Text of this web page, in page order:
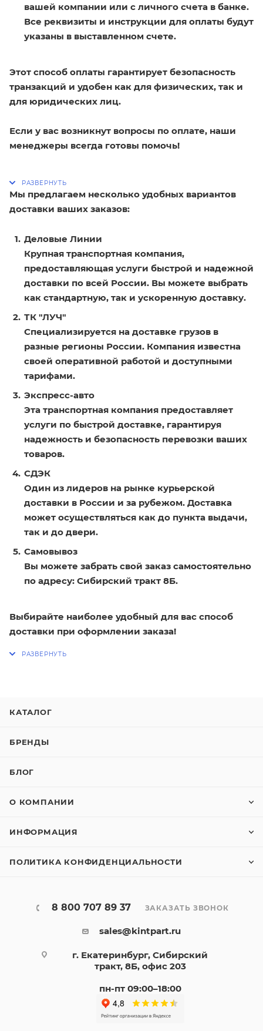
вашей компании или с личного счета в банке.
Все реквизиты и инструкции для оплаты будут
указаны в выставленном счете.
Этот способ оплаты гарантирует безопасность
транзакций и удобен как для физических, так и
для юридических лиц.
Если у вас возникнут вопросы по оплате, наши
менеджеры всегда готовы помочь!
Мы предлагаем несколько удобных вариантов
доставки ваших заказов:
Деловые Линии
Крупная транспортная компания,
предоставляющая услуги быстрой и надежной
доставки по всей России. Вы можете выбрать
как стандартную, так и ускоренную доставку.
ТК "ЛУЧ"
Специализируется на доставке грузов в
разные регионы России. Компания известна
своей оперативной работой и доступными
тарифами.
Экспресс-авто
Эта транспортная компания предоставляет
услуги по быстрой доставке, гарантируя
надежность и безопасность перевозки ваших
товаров.
СДЭК
Один из лидеров на рынке курьерской
доставки в России и за рубежом. Доставка
может осуществляться как до пункта выдачи,
так и до двери.
Самовывоз
Вы можете забрать свой заказ самостоятельно
по адресу: Сибирский тракт 8Б.
Выбирайте наиболее удобный для вас способ
доставки при оформлении заказа!
КАТАЛОГ
БРЕНДЫ
БЛОГ
О КОМПАНИИ
ИНФОРМАЦИЯ
ПОЛИТИКА КОНФИДЕНЦИАЛЬНОСТИ
8 800 707 89 37 ЗАКАЗАТЬ ЗВОНОК
sales@kintpart.ru
г. Екатеринбург, Сибирский
тракт, 8Б, офис 203
пн-пт 09:00–18:00